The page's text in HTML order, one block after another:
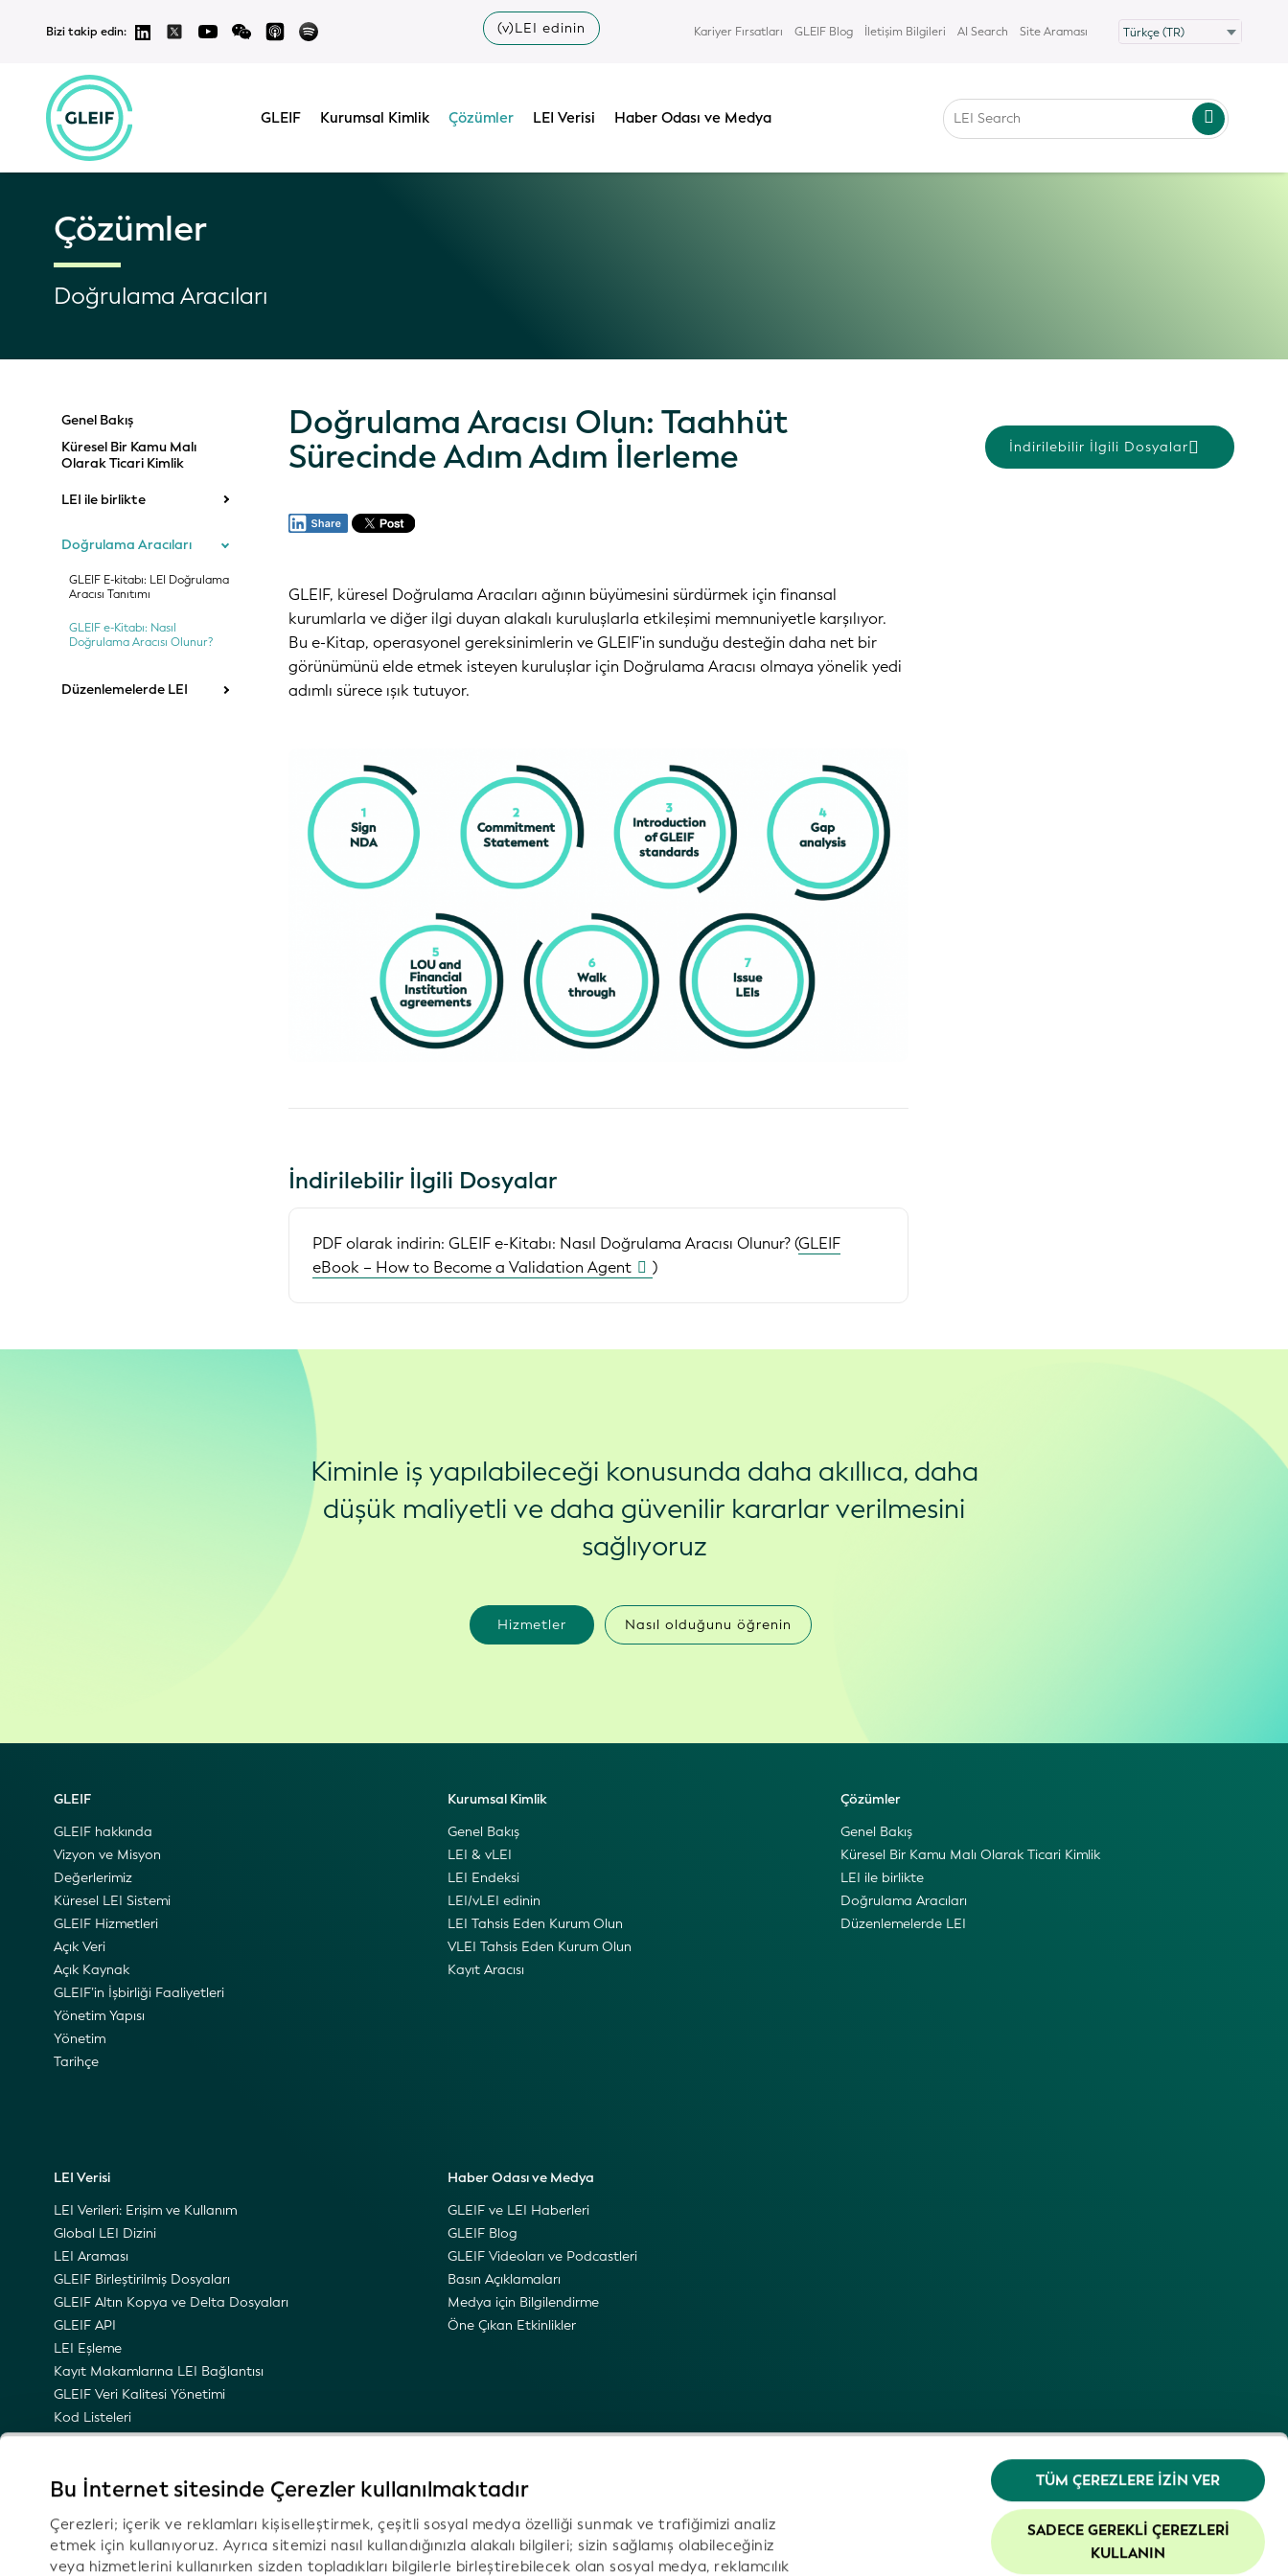
Bu İnternet sitesinde Çerezler kullanılmaktadır
Çerezleri; içerik ve reklamları kişiselleştirmek, çeşitli sosyal medya özelliği sunmak ve trafiğimizi analiz
etmek için kullanıyoruz. Ayrıca sitemizi nasıl kullandığınızla alakalı bilgileri; sizin sağlamış olabileceğiniz
veya hizmetlerini kullanırken sizden topladıkları bilgilerle birleştirebilecek olan sosyal medya, reklamcılık
TÜM ÇEREZLERE İZIN VER
SADECE GEREKLI ÇEREZLERI
KULLANIN
Bizi takip edin: (v)LEI edinin Kariyer Fırsatları GLEIF Blog İletişim Bilgileri AI Search Site Araması
GLEIF Kurumsal Kimlik Çözümler LEI Verisi Haber Odası ve Medya
Çözümler
Doğrulama Aracıları
Genel Bakış
Küresel Bir Kamu Malı
Olarak Ticari Kimlik
LEI ile birlikte
Doğrulama Aracıları
GLEIF E-kitabı: LEI Doğrulama
Aracısı Tanıtımı
GLEIF e-Kitabı: Nasıl
Doğrulama Aracısı Olunur?
Düzenlemelerde LEI
Doğrulama Aracısı Olun: Taahhüt
Sürecinde Adım Adım İlerleme
GLEIF, küresel Doğrulama Aracıları ağının büyümesini sürdürmek için finansal
kurumlarla ve diğer ilgi duyan alakalı kuruluşlarla etkileşimi memnuniyetle karşılıyor.
Bu e-Kitap, operasyonel gereksinimlerin ve GLEIF'in sunduğu desteğin daha net bir
görünümünü elde etmek isteyen kuruluşlar için Doğrulama Aracısı olmaya yönelik yedi
adımlı sürece ışık tutuyor.
İndirilebilir İlgili Dosyalar
PDF olarak indirin:GLEIF e-Kitabı: Nasıl Doğrulama Aracısı Olunur? (GLEIF
eBook – How to Become a Validation Agent
)
İndirilebilir İlgili Dosyalar
Kiminle iş yapılabileceği konusunda daha akıllıca, daha
düşük maliyetli ve daha güvenilir kararlar verilmesini
sağlıyoruz
Hizmetler Nasıl olduğunu öğrenin
GLEIF
GLEIF hakkında
Vizyon ve Misyon
Değerlerimiz
Küresel LEI Sistemi
GLEIF Hizmetleri
Açık Veri
Açık Kaynak
GLEIF’in İşbirliği Faaliyetleri
Yönetim Yapısı
Yönetim
Tarihçe
Kurumsal Kimlik
Genel Bakış
LEI & vLEI
LEI Endeksi
LEI/vLEI edinin
LEI Tahsis Eden Kurum Olun
VLEI Tahsis Eden Kurum Olun
Kayıt Aracısı
Çözümler
Genel Bakış
Küresel Bir Kamu Malı Olarak Ticari Kimlik
LEI ile birlikte
Doğrulama Aracıları
Düzenlemelerde LEI
LEI Verisi
LEI Verileri: Erişim ve Kullanım
Global LEI Dizini
LEI Araması
GLEIF Birleştirilmiş Dosyaları
GLEIF Altın Kopya ve Delta Dosyaları
GLEIF API
LEI Eşleme
Kayıt Makamlarına LEI Bağlantısı
GLEIF Veri Kalitesi Yönetimi
Kod Listeleri
LEI Ad Alanı
Teknik Güncellemeler Hakkında E-Posta Bildirimleri
Haber Odası ve Medya
GLEIF ve LEI Haberleri
GLEIF Blog
GLEIF Videoları ve Podcastleri
Basın Açıklamaları
Medya için Bilgilendirme
Öne Çıkan Etkinlikler